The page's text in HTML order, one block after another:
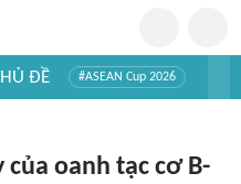
ĐỀ #ASEAN Cup 2026
oanh tạc cơ B-